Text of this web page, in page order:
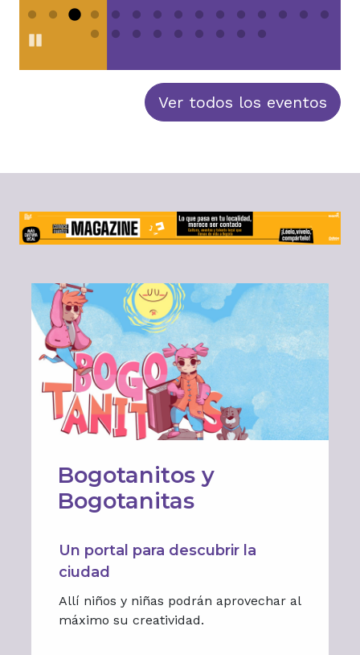
Ver todos los eventos
Bogotanitos y
Bogotanitas
Un portal para descubrir la
ciudad
Allí niños y niñas podrán aprovechar al
máximo su creatividad.